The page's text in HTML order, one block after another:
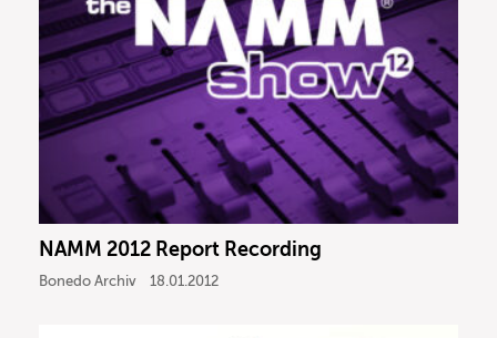
NAMM 2012 Report Recording
Bonedo Archiv 18.01.2012